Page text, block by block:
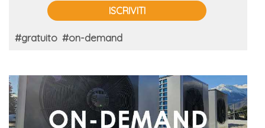
ISCRIVITI
#gratuito #on-demand